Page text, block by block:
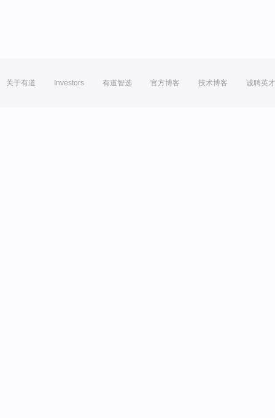
关于有道 Investors 有道智选 官方博客 技术博客 诚聘英才